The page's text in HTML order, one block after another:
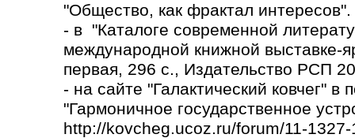
"Общество, как фрактал интересов".
- в "Каталоге современной
международной книжной выставке-
первая, 296 с., Издательство РСП
- на сайте "Галактический ковчег" в
"Гармоничное государственное
http://kovcheg.ucoz.ru/forum/11-